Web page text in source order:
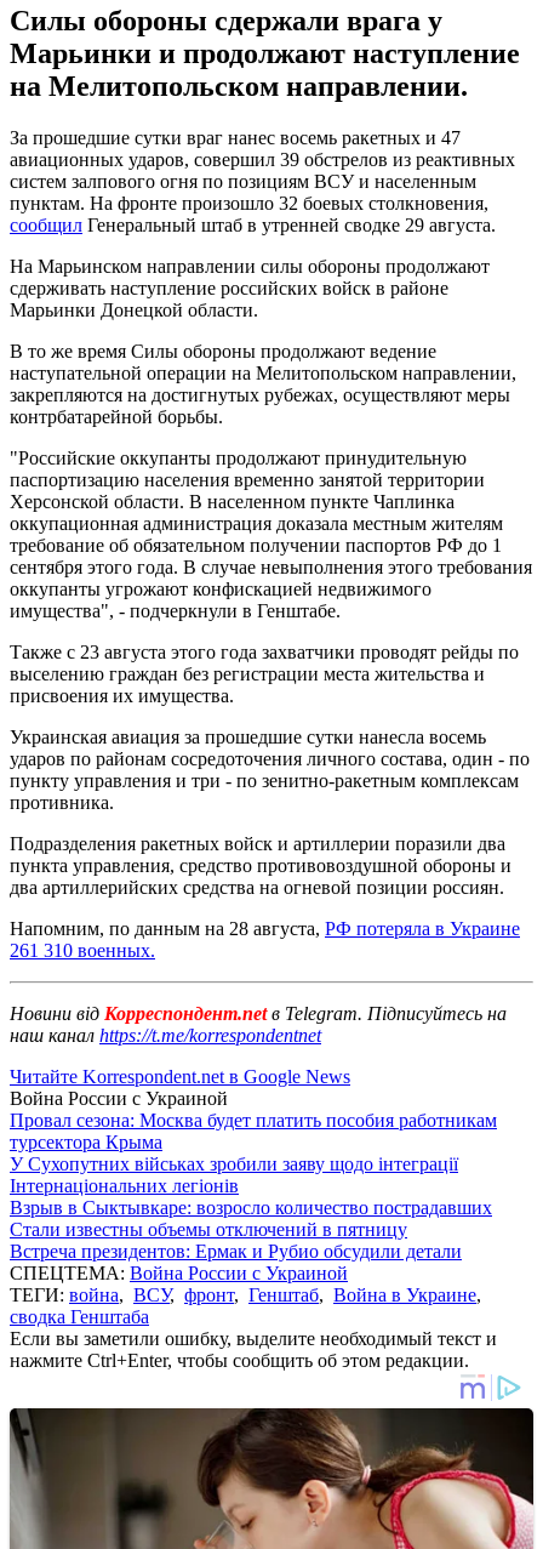
Силы обороны сдержали врага у
Марьинки и продолжают наступление
на Мелитопольском направлении.
За прошедшие сутки враг нанес восемь ракетных и 47
авиационных ударов, совершил 39 обстрелов из реактивных
систем залпового огня по позициям ВСУ и населенным
пунктам. На фронте произошло 32 боевых столкновения,
сообщил Генеральный штаб в утренней сводке 29 августа.
На Марьинском направлении силы обороны продолжают
сдерживать наступление российских войск в районе
Марьинки Донецкой области.
В то же время Силы обороны продолжают ведение
наступательной операции на Мелитопольском направлении,
закрепляются на достигнутых рубежах, осуществляют меры
контрбатарейной борьбы.
"Российские оккупанты продолжают принудительную
паспортизацию населения временно занятой территории
Херсонской области. В населенном пункте Чаплинка
оккупационная администрация доказала местным жителям
требование об обязательном получении паспортов РФ до 1
сентября этого года. В случае невыполнения этого требования
оккупанты угрожают конфискацией недвижимого
имущества", - подчеркнули в Генштабе.
Также с 23 августа этого года захватчики проводят рейды по
выселению граждан без регистрации места жительства и
присвоения их имущества.
Украинская авиация за прошедшие сутки нанесла восемь
ударов по районам сосредоточения личного состава, один - по
пункту управления и три - по зенитно-ракетным комплексам
противника.
Подразделения ракетных войск и артиллерии поразили два
пункта управления, средство противовоздушной обороны и
два артиллерийских средства на огневой позиции россиян.
Напомним, по данным на 28 августа, РФ потеряла в Украине
261 310 военных.
Новини від Корреспондент.netв Telegram. Підписуйтесь на
наш канал https://t.me/korrespondentnet
Читайте Korrespondent.net в Google News
Война России с Украиной
Провал сезона: Москва будет платить пособия работникам
турсектора Крыма
У Сухопутних військах зробили заяву щодо інтеграції
Інтернаціональних легіонів
Взрыв в Сыктывкаре: возросло количество пострадавших
Стали известны объемы отключений в пятницу
Встреча президентов: Ермак и Рубио обсудили детали
СПЕЦТЕМА: Война России с Украиной
ТЕГИ: война, ВСУ, фронт, Генштаб, Война в Украине,
сводка Генштаба
Если вы заметили ошибку, выделите необходимый текст и
нажмите Ctrl+Enter, чтобы сообщить об этом редакции.